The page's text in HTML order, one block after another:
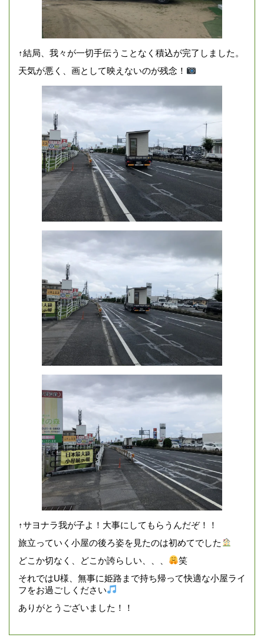
↑結局、我々が一切手伝うことなく積込が完了しました。
天気が悪く、画として映えないのが残念！
↑サヨナラ我が子よ！大事にしてもらうんだぞ！！
旅立っていく小屋の後ろ姿を見たのは初めてでした
どこか切なく、どこか誇らしい、、、
笑
それではU様、無事に姫路まで持ち帰って快適な小屋ライ
フをお過ごしください
ありがとうございました！！